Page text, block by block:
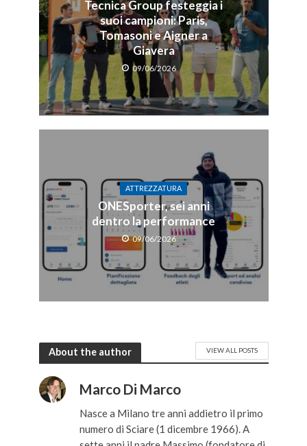
Tecnica Group festeggia i
suoi campioni: Paris,
Tomasoni e Aigner a
Giavera
09/06/2026
ATTREZZATURA
ONESporter, sei anni
dentro la performance
09/06/2026
About the author VIEW ALL POSTS
Marco Di Marco
Nasce a Milano tre anni addietro il primo
numero di Sciare (1 dicembre 1966). A